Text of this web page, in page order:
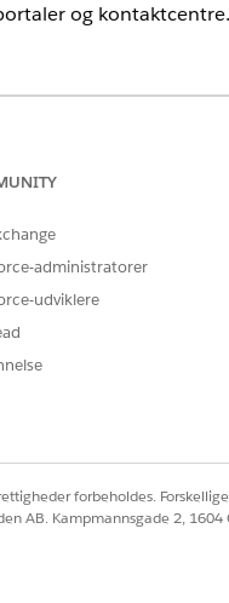
og kontaktcentre.
af knæsmerter."
administratorer
udviklere
forbeholdes.
AB. Kampmannsgade 2,